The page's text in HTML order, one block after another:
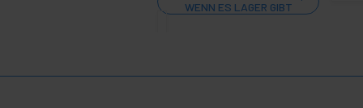
WENN ES LAGER GIBT